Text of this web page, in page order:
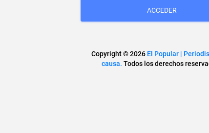
ACCEDER
Copyright © 2026 El Popular |
causa. Todos los derechos